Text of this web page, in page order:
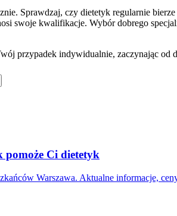
Sprawdzaj, czy dietetyk regularnie
swoje kwalifikacje. Wybór dobrego
przypadek indywidualnie, zaczynając od
pomoże Ci dietetyk
Warszawa. Aktualne informacje,